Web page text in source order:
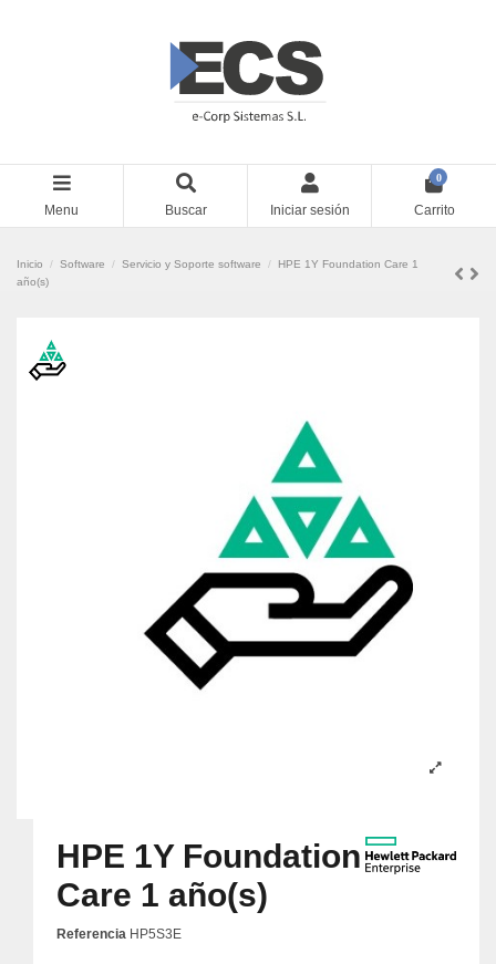
Menu Buscar Iniciar sesión
0
Carrito
Inicio Software Servicio y Soporte software
HPE 1Y Foundation Care 1
año(s)
HPE 1Y Foundation
Care 1 año(s)
Referencia HP5S3E